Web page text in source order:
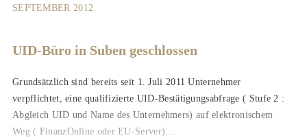
SEPTEMBER 2012
UID-Büro in Suben geschlossen
Grundsätzlich sind bereits seit 1. Juli 2011 Unternehmer
verpflichtet, eine qualifizierte UID-Bestätigungsabfrage ( Stufe 2 :
Abgleich UID und Name des Unternehmers) auf elektronischem
Weg ( FinanzOnline oder EU-Server)...